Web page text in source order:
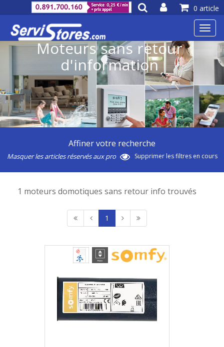
0 article
Moteurs sans retour
d'information
Affiner votre recherche
Masquer les articles réservés aux pro Supprimer les filtres en cours
1 moteurs domotiques sans retour info trouvés
1